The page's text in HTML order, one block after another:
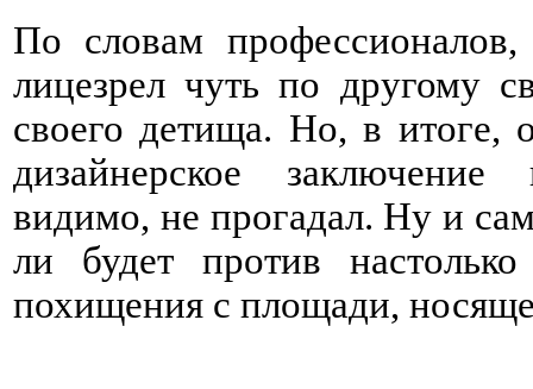
По словам профессионалов,
лицезрел чуть по другому
своего детища. Но, в итоге,
дизайнерское
видимо, не прогадал. Ну и
ли будет против
похищения с площади,